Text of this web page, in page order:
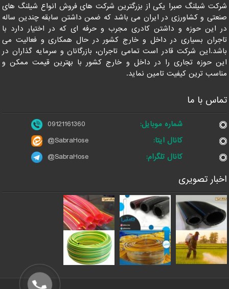
شرکت شیلنگ صبرا یکی از بزرگترین شرکت های فروش انواع شیلنگ های
صنعتی و کشاورزی در ایران می باشد که ضمن داشتن سابقه چندین ساله
در این حوزه و داشتن کادری مجرب و حرفه ای که در اختیار دارد با
تاجران بسیاری در داخل و خارج کشور در حال همکاری و فعالیت می
باشد.این شرکت قادر است تمامی تاجران، بازرگانان و سرمایه گذاران در
این حوزه تجاری را در داخل و خارج کشور با بهترین قیمت ممکن و
مناسب ترین کیفیت تامین نماید.
تماس با ما
شماره موبایل:
09121161360
کانال ایتا:
@SabraHose
کانال تلگرام:
@SabraHose
اخبار تصویری